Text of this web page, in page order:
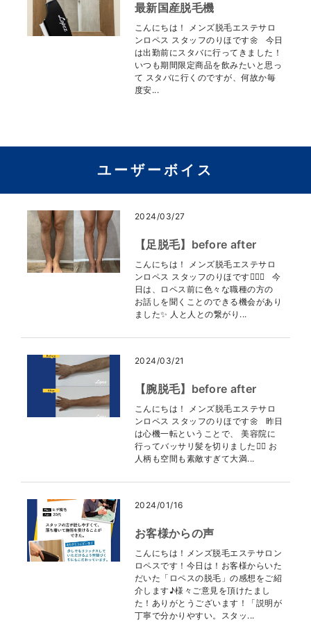
最新国産脱毛機
こんにちは！ メンズ脱毛エステサロ
ンロペス スタッフのりほです🌼 今日
は出勤前にスタバに行ってきました！
いつも期間限定商品を飲みたいと思っ
て スタバに行くのですが、何故か毎
度安...
ユーザーボイス
2024/03/27
【足脱毛】before after
こんにちは！ メンズ脱毛エステサロ
ンロペス スタッフのりほです👩🏻‍⚕️ 今
日は、ロペス前に色々な職種の方の
お話しを聞くことのできる機会があり
ました✨ 人と人との繋がり...
2024/03/21
【腕脱毛】before after
こんにちは！ メンズ脱毛エステサロ
ンロペス スタッフのりほです🌼 昨日
は心機一転ということで、 美容院に
行ってバッサリ髪を切りました💇‍♀️ お
人柄も空間も素敵すぎて大満...
2024/01/16
お客様からの声
こんにちは！メンズ脱毛エステサロン
ロペスです！今日は！お客様からいた
だいた「ロペスの脱毛」の感想をご紹
介します♪様々ご意見を頂けたまし
た！ありがとうございます！「説明が
丁寧で分かりやすい。スタッ...